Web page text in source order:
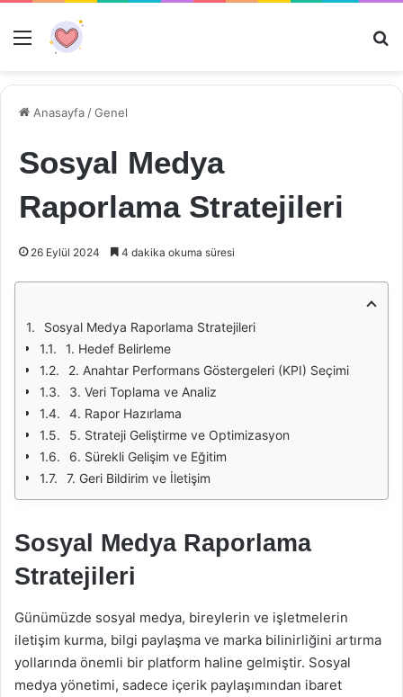
Menü
Anasayfa /Genel
Sosyal Medya
Raporlama Stratejileri
26 Eylül 2024 4 dakika okuma süresi
Sosyal Medya Raporlama Stratejileri
1. Hedef Belirleme
2. Anahtar Performans Göstergeleri (KPI) Seçimi
3. Veri Toplama ve Analiz
4. Rapor Hazırlama
5. Strateji Geliştirme ve Optimizasyon
6. Sürekli Gelişim ve Eğitim
7. Geri Bildirim ve İletişim
Sosyal Medya Raporlama
Stratejileri
Günümüzde sosyal medya, bireylerin ve işletmelerin
iletişim kurma, bilgi paylaşma ve marka bilinirliğini artırma
yollarında önemli bir platform haline gelmiştir. Sosyal
medya yönetimi, sadece içerik paylaşımından ibaret